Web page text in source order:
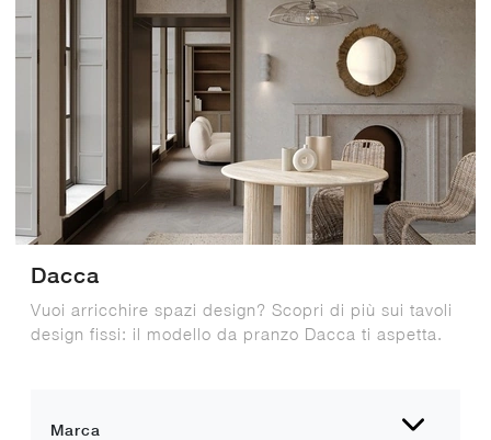
Marca
Dacca
Vuoi arricchire spazi design? Scopri di più sui tavoli
design fissi: il modello da pranzo Dacca ti aspetta.